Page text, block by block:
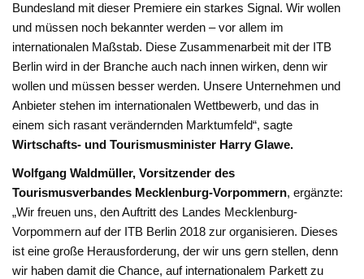
Bundesland mit dieser Premiere ein starkes Signal. Wir wollen
und müssen noch bekannter werden – vor allem im
internationalen Maßstab. Diese Zusammenarbeit mit der ITB
Berlin wird in der Branche auch nach innen wirken, denn wir
wollen und müssen besser werden. Unsere Unternehmen und
Anbieter stehen im internationalen Wettbewerb, und das in
einem sich rasant verändernden Marktumfeld“, sagte
Wirtschafts- und Tourismusminister Harry Glawe.
Wolfgang Waldmüller, Vorsitzender des
Tourismusverbandes Mecklenburg-Vorpommern, ergänzte:
„Wir freuen uns, den Auftritt des Landes Mecklenburg-
Vorpommern auf der ITB Berlin 2018 zur organisieren. Dieses
ist eine große Herausforderung, der wir uns gern stellen, denn
wir haben damit die Chance, auf internationalem Parkett zu